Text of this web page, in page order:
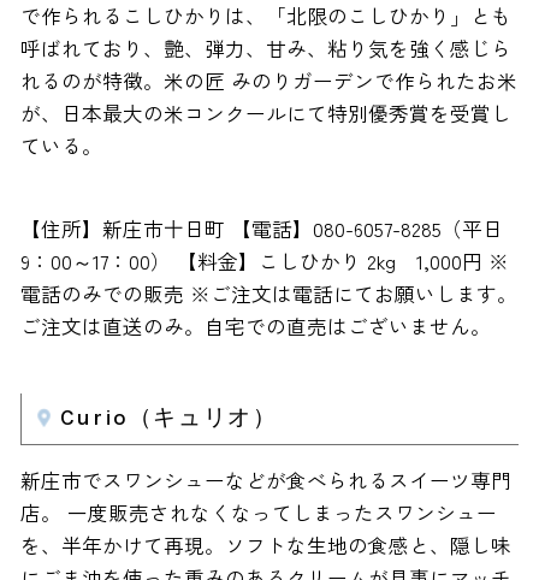
で作られるこしひかりは、「北限のこしひかり」とも
呼ばれており、艶、弾力、甘み、粘り気を強く感じら
れるのが特徴。米の匠 みのりガーデンで作られたお米
が、日本最大の米コンクールにて特別優秀賞を受賞し
ている。
【住所】新庄市十日町 【電話】080-6057-8285（平日
9：00～17：00） 【料金】こしひかり 2kg 1,000円 ※
電話のみでの販売 ※ご注文は電話にてお願いします。
ご注文は直送のみ。自宅での直売はございません。
Curio（キュリオ）
新庄市でスワンシューなどが食べられるスイーツ専門
店。 一度販売されなくなってしまったスワンシュー
を、半年かけて再現。ソフトな生地の食感と、隠し味